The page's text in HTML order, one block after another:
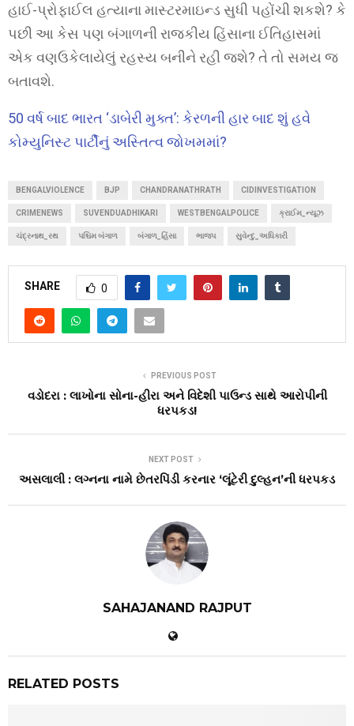
હાઈ-પ્રોફાઈલ હત્યાના માસ્ટરમાઇન્ડ સુધી પહોંચી શકશે? કે
પછી આ કેસ પણ બંગાળની રાજકીય હિંસાના ઈતિહાસમાં
એક વણઉકેલાયેલું રહસ્ય બનીને રહી જશે? તે તો સમય જ
બતાવશે.
50 વર્ષ બાદ ભારત ‘ડાબેરી મુક્ત’: કેરળની હાર બાદ શું હવે
કોમ્યુનિસ્ટ પાર્ટીનું અસ્તિત્વ જોખમમાં?
BENGALVIOLENCE BJP CHANDRANATHRATH CIDINVESTIGATION
CRIMENEWS SUVENDUADHIKARI WESTBENGALPOLICE ક્રાઈમ_ન્યૂઝ
ચંદ્રનાથ_રથ પશ્ચિમ બંગાળ બંગાળ_હિંસા ભાજપ સુવેન્દુ_અધિકારી
SHARE 0
PREVIOUS POST
વડોદરા : લાખોના સોના-હીરા અને વિદેશી પાઉન્ડ સાથે આરોપીની
ધરપકડ!
NEXT POST
અસલાલી : લગ્નના નામે છેતરપિંડી કરનાર ‘લૂંટેરી દુલ્હન’ની ધરપકડ
SAHAJANAND RAJPUT
RELATED POSTS